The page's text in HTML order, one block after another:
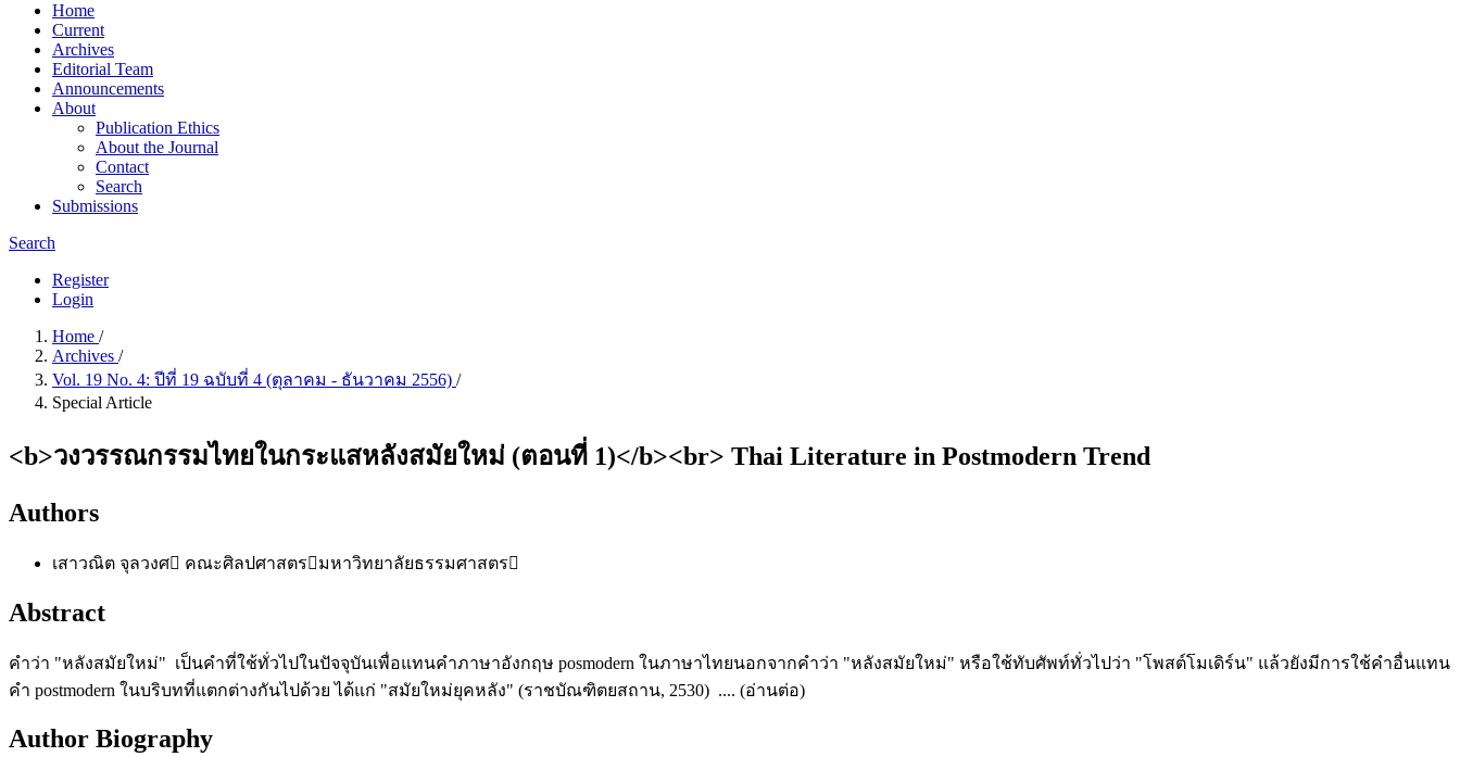
Home
Current
Archives
Editorial Team
Announcements
About
Publication Ethics
About the Journal
Contact
Search
Submissions
Search
Register
Login
Home /
Archives /
Vol. 19 No. 4: ปีที่ 19 ฉบับที่ 4 (ตุลาคม - ธันวาคม 2556) /
Special Article
<b>วงวรรณกรรมไทยในกระแสหลังสมัยใหม่ (ตอนที่ 1)</b><br> Thai Literature in Postmodern Trend
Authors
เสาวณิต จุลวงศ คณะศิลปศาสตรมหาวิทยาลัยธรรมศาสตร
Abstract
คำว่า "หลังสมัยใหม่" เป็นคำที่ใช้ทั่วไปในปัจจุบันเพื่อแทนคำภาษาอังกฤษ posmodern ในภาษาไทยนอกจากคำว่า "หลังสมัยใหม่" หรือใช้ทับศัพท์ทั่วไปว่า "โพสต์โมเดิร์น" แล้วยังมีการใช้คำอื่นแทน
คำ postmodern ในบริบทที่แตกต่างกันไปด้วย ได้แก่ "สมัยใหม่ยุคหลัง" (ราชบัณฑิตยสถาน, 2530) .... (อ่านต่อ)
Author Biography